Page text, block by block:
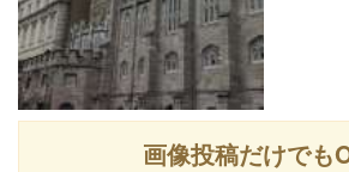
画像投稿だけでも